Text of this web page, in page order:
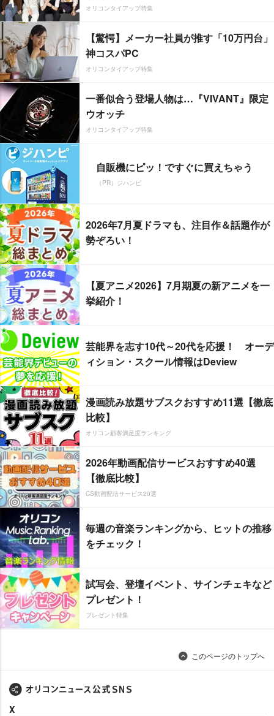
オリコンタイアップ特集
【驚愕】メーカー社員が推す「10万円台」
神コスパPC
オリコンタイアップ特集
一番似合う登場人物は…『VIVANT』限定
ウオッチ
オリコンタイアップ特集
自販機にピッ！ですぐに買えちゃう
（PR）ジハンピ
2026年7月夏ドラマも、注目作＆話題作が
勢ぞろい！
【夏アニメ2026】7月期夏の新アニメを一
挙紹介！
芸能界を志す10代～20代を応援！ オーデ
ィション・スクール情報はDeview
漫画読み放題サブスクおすすめ11選【徹底
比較】
オリコン顧客満足度ランキング
2026年動画配信サービスおすすめ40選
【徹底比較】
CS動画配信サービス20選
毎週の音楽ランキングから、ヒットの推移
をチェック！
試写会、登壇イベント、サインチェキなど
プレゼント！
プレゼント特集
このページのトップへ
X